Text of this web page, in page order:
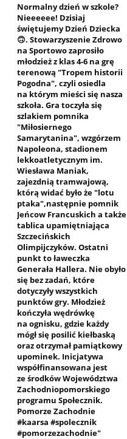
Normalny dzień w szkole?
Nieeeeee! Dzisiaj
świętujemy Dzień Dziecka
🙃. Stowarzyszenie Zdrowo
na Sportowo zaprosiło
młodzież z klas 4-6 na grę
terenową "Tropem historii
Pogodna", czyli osiedla
na którym mieści się nasza
szkoła. Gra toczyła się
szlakiem pomnika
"Miłosiernego
Samarytanina", wzgórzem
Napoleona, stadionem
lekkoatletycznym im.
Wiesława Maniak,
zajezdnią tramwajową,
którą widać było że "lotu
ptaka",następnie pomnik
Jeńcow Francuskich a także
tablica upamiętniająca
Szczecińskich
Olimpijczyków. Ostatni
punkt to ławeczka
Generała Hallera. Nie obyło
się bez zadań, które
dotyczyły wszystkich
punktów gry. Młodzież
kończyła wędrówkę
na ognisku, gdzie każdy
mógł się posilić kiełbaską
oraz otrzymał pamiątkowy
upominek. Inicjatywa
współfinansowana jest
ze środków Województwa
Zachodniopomorskiego
programu Społecznik.
Pomorze Zachodnie
#kaarsa #spolecznik
#pomorzezachodnie"